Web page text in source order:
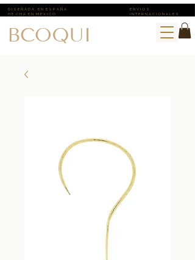
D I S E Ñ A D A E N E S P A Ñ A
H E C H A E N M E X I C O
E N V I O S ​
I N T E R N A C I O N A L E S
BCOQUI